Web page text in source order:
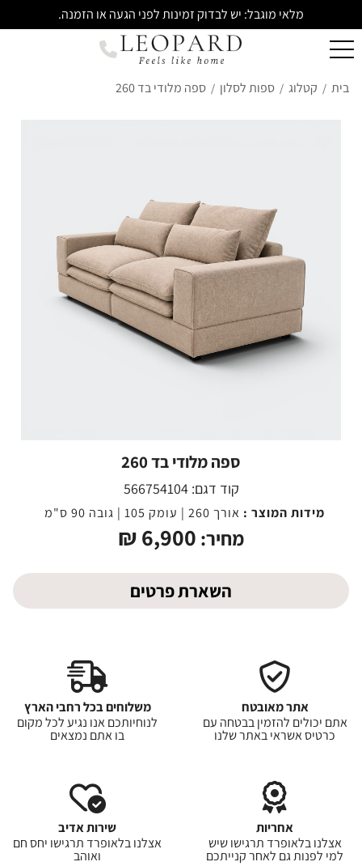
מלאי מוגבל: יש לבדוק זמינות לפני הגעה או הזמנה.
בית / קטלוג / ספות לסלון / ספה מלודי בד 260
ספה מלודי בד 260
קוד דגם:566754104
מידות המוצר : אורך 260 | עומק 105 | גובה 90 ס"מ
מחיר: 6,900
₪
השארת פרטים
אתר מאובטח
אתם יכולים להזמין בבטחה עם
כרטיס אשראי באתר שלנו
משלוחים בכל רחבי הארץ
לנוחיותכם אנו נגיע לכל מקום
בו אתם נמצאים
אחריות
אצלנו בלאופרד תרגישו שיש
למי לפנות גם לאחר קנייתכם
שירות אדיב
אצלנו בלאופרד תרגישו יחס חם
ואוהב